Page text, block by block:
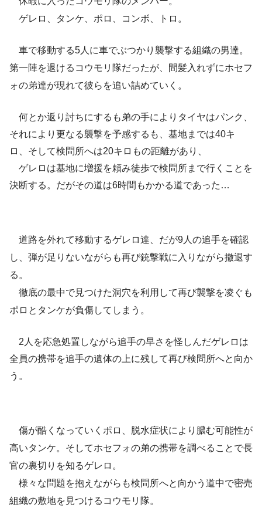
ゲレロ、タンケ、ポロ、コンボ、トロ。
車で移動する5人に車でぶつかり襲撃する組織の男達。
第一陣を退けるコウモリ隊だったが、間髪入れずにホセフ
ォの弟達が現れて彼らを追い詰めていく。
何とか返り討ちにするも弟の手によりタイヤはパンク、
それにより更なる襲撃を予感するも、基地までは40キ
ロ、そして検問所へは20キロもの距離があり、
ゲレロは基地に増援を頼み徒歩で検問所まで行くことを
決断する。だがその道は6時間もかかる道であった…
道路を外れて移動するゲレロ達、だが9人の追手を確認
し、弾が足りないながらも再び銃撃戦に入りながら撤退す
る。
徹底の最中で見つけた洞穴を利用して再び襲撃を凌ぐも
ポロとタンケが負傷してしまう。
2人を応急処置しながら追手の早さを怪しんだゲレロは
全員の携帯を追手の遺体の上に残して再び検問所へと向か
う。
傷が酷くなっていくポロ、脱水症状により膿む可能性が
高いタンケ。そしてホセフォの弟の携帯を調べることで長
官の裏切りを知るゲレロ。
様々な問題を抱えながらも検問所へと向かう道中で密売
組織の敷地を見つけるコウモリ隊。